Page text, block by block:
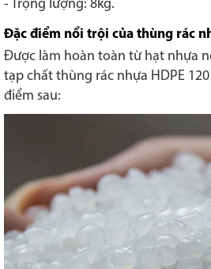
- Trọng lượng: 8kg.
Đặc điểm nổi trội của thùng rác
Được làm hoàn toàn từ hạt nhựa
tạp chất thùng rác nhựa HDPE
điểm sau: